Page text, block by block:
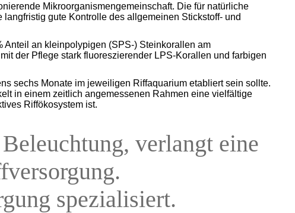
Mikroorganismengemeinschaft. Die für natürliche
gute Kontrolle des allgemeinen Stickstoff- und
Anteil an kleinpolypigen (SPS-) Steinkorallen am
der Pflege stark fluoreszierender LPS-Korallen und farbigen
sechs Monate im jeweiligen Riffaquarium etabliert sein sollte.
in einem zeitlich angemessenen Rahmen eine vielfältige
Riffökosystem ist.
verlangt eine
spezialisiert.